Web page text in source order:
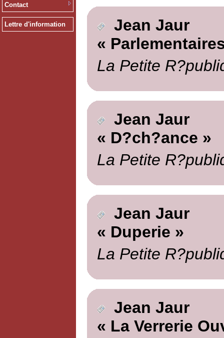
Contact
Lettre d'information
Jean Jaur
«
La Petite
Jean Jaur
« D?ch?ance »
La Petite
Jean Jaur
« Duperie »
La Petite
Jean Jaur
« La Verrerie